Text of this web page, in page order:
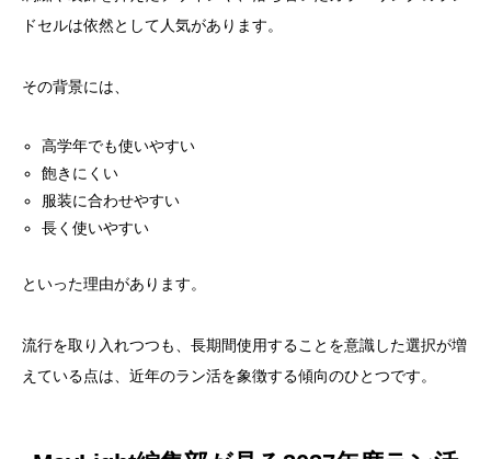
ドセルは依然として人気があります。
その背景には、
高学年でも使いやすい
飽きにくい
服装に合わせやすい
長く使いやすい
といった理由があります。
流行を取り入れつつも、長期間使用することを意識した選択が増
えている点は、近年のラン活を象徴する傾向のひとつです。